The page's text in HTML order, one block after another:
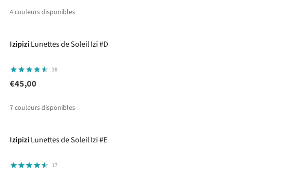
4couleurs disponibles
IzipiziLunettes de Soleil Izi #D
38
€45,00
7couleurs disponibles
IzipiziLunettes de Soleil Izi #E
17